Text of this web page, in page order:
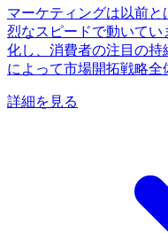
マーケティングは以前
烈なスピードで動いて
化し、消費者の注目の持
によって市場開拓戦略
詳細を見る